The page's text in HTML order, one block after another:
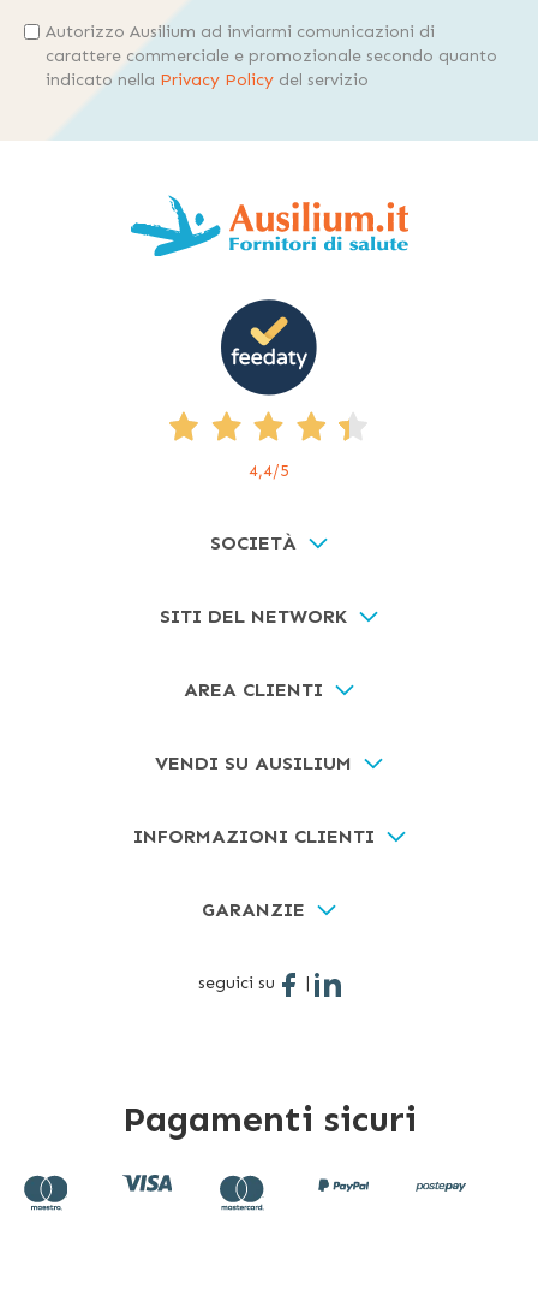
Autorizzo Ausilium ad inviarmi comunicazioni di
carattere commerciale e promozionale secondo quanto
indicato nella Privacy Policy del servizio
4,4/5
SOCIETÀ
SITI DEL NETWORK
AREA CLIENTI
VENDI SU AUSILIUM
INFORMAZIONI CLIENTI
GARANZIE
seguici su |
Pagamenti sicuri